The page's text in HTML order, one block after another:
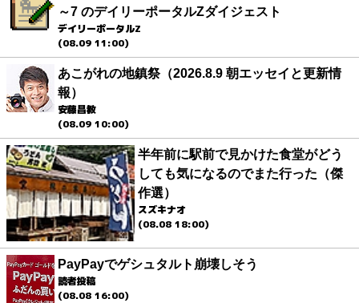
～7 のデイリーポータルZダイジェスト
デイリーポータルZ
(08.09 11:00)
あこがれの地鎮祭（2026.8.9 朝エッセイと更新情
報）
安藤昌教
(08.09 10:00)
半年前に駅前で見かけた食堂がどう
しても気になるのでまた行った（傑
作選）
スズキナオ
(08.08 18:00)
PayPayでゲシュタルト崩壊しそう
読者投稿
(08.08 16:00)